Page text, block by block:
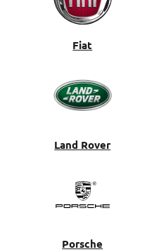
Fiat
Land Rover
Porsche